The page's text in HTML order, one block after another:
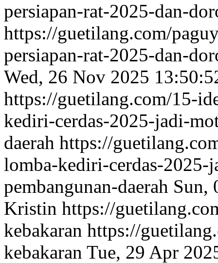
persiapan-rat-2025-dan-
https://guetilang.com/
persiapan-rat-2025-dan-
Wed, 26 Nov 2025
https://guetilang.com/15-
kediri-cerdas-2025-jadi-
daerah https://
lomba-kediri-cerdas-2025-
pembangunan-daerah Sun,
Kristin https://
kebakaran https://
kebakaran Tue, 29 Apr